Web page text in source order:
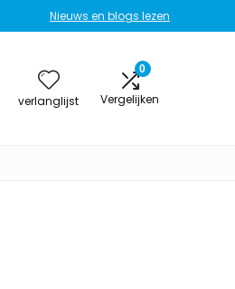
Nieuws en blogs lezen
verlanglijst
0
Vergelijken